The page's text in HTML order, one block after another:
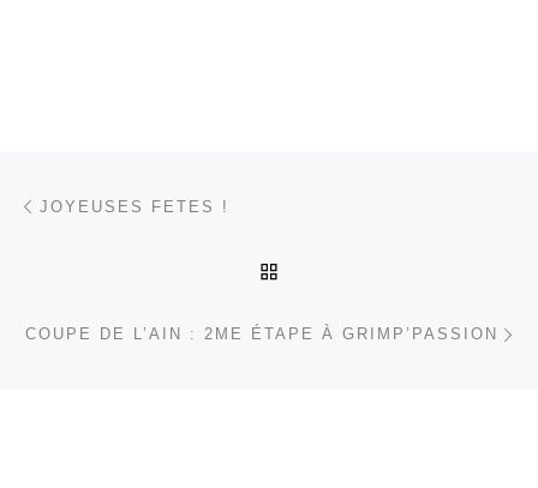
Parcourir les articles
JOYEUSES FETES !
COUPE DE L’AIN : 2ME ÉTAPE À GRIMP’PASSION